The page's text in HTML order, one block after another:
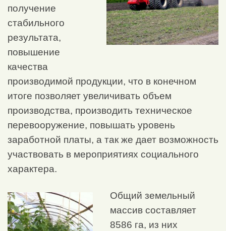
получение
стабильного
результата,
повышение
качества
производимой продукции, что в конечном
итоге позволяет увеличивать объем
производства, производить техническое
перевооружение, повышать уровень
заработной платы, а так же дает возможность
участвовать в мероприятиях социального
характера.
Общий земельный
массив составляет
8586 га, из них